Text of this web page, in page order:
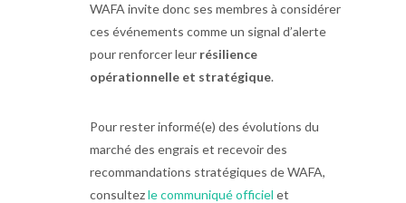
WAFA invite donc ses membres à considérer
ces événements comme un signal d’alerte
pour renforcer leur résilience
opérationnelle et stratégique.
Pour rester informé(e) des évolutions du
marché des engrais et recevoir des
recommandations stratégiques de WAFA,
consultezle communiqué officiel et